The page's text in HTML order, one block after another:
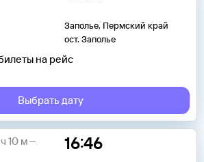
Заполье, Пермский край
ост. Заполье
на рейс
Выбрать дату
16:46
ч 10 м